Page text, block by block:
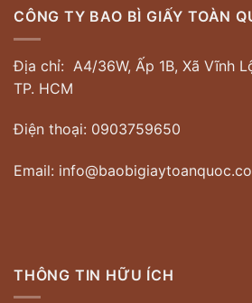
CÔNG TY BAO BÌ GIẤY TOÀN
Địa chỉ: A4/36W, Ấp 1B, Xã Vĩnh
TP. HCM
Điện thoại: 0903759650
Email:
THÔNG TIN HỮU ÍCH